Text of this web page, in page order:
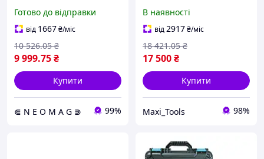
підшипниках
Готово до відправки
від 1667₴/міс
9 999.75₴
10 526.05 ₴
Купити
⋐ N E O M A G ⋑ 99%
(TQSCR36)
В наявності
від2917₴/міс
17 500₴
18 421.05 ₴
Купити
Maxi_Tools 98%